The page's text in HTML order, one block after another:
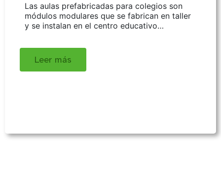
Las aulas prefabricadas para colegios son
módulos modulares que se fabrican en taller
y se instalan en el centro educativo…
Leer más